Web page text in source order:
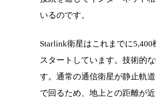
いるのです。
Starlink衛星はこれまでに
スタートしています。技術的
す。通常の通信衛星が静止軌
で回るため、地上との距離が